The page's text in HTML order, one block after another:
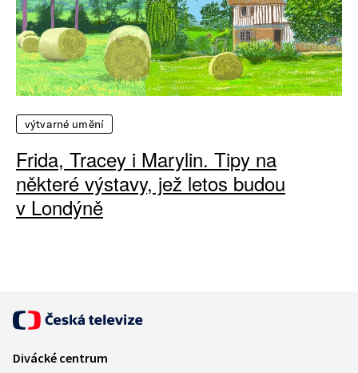
výtvarné umění
Frida, Tracey i Marylin. Tipy na
některé výstavy, jež letos budou
v Londýně